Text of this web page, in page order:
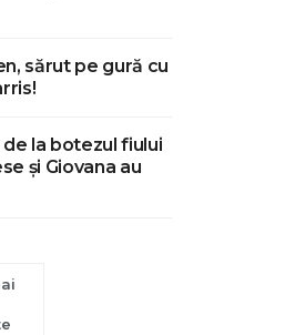
sărut pe gură cu
la botezul fiului
și Giovana au